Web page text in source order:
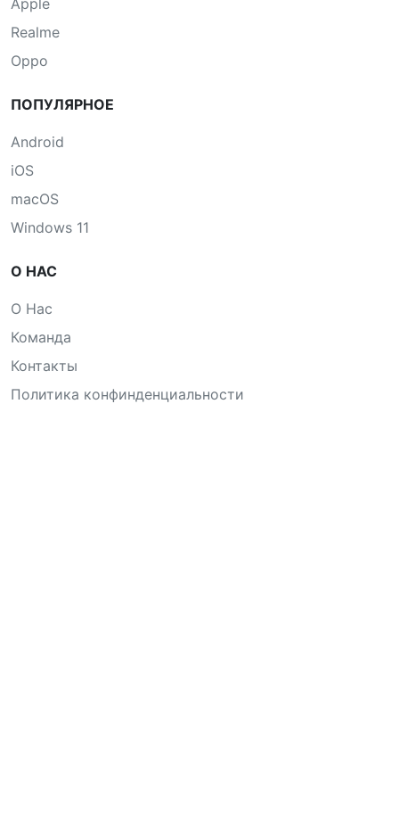
Realme
Oppo
ПОПУЛЯРНОЕ
Android
iOS
macOS
Windows 11
О НАС
О Нас
Команда
Контакты
Политика конфинденциальности